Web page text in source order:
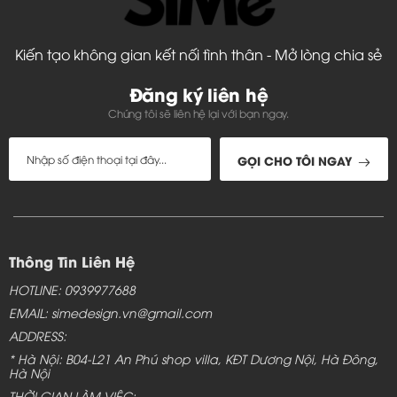
Bàn ghế gỗ phòng khách hình chữ l bán với giá rẻ,
chất liệu làm bằng gỗ tự nhiên, đảm bảo chắc chắn
khi sử dụng
Bàn ghế gỗ phòng khách hình chữ l cho
không gian nhà nhỏ
Kiến tạo không gian kết nối tình thân - Mở lòng chia sẻ
Đăng ký liên hệ
Chúng tôi sẽ liên hệ lại với bạn ngay.
GỌI CHO TÔI NGAY
Thông Tin Liên Hệ
HOTLINE: 0939977688
EMAIL: simedesign.vn@gmail.com
ADDRESS:
* Hà Nội: B04-L21 An Phú shop villa, KĐT Dương Nội, Hà Đông,
Hà Nội